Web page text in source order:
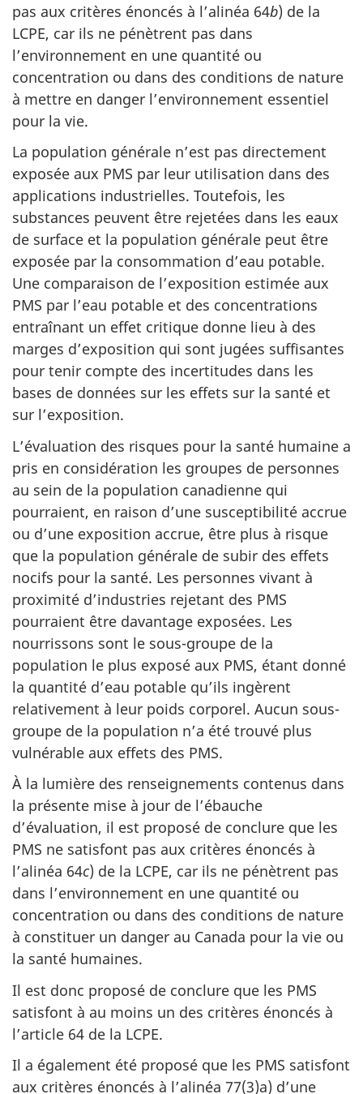
pas aux critères énoncés à l’alinéa 64b) de la
LCPE, car ils ne pénètrent pas dans
l’environnement en une quantité ou
concentration ou dans des conditions de nature
à mettre en danger l’environnement essentiel
pour la vie.
La population générale n’est pas directement
exposée aux PMS par leur utilisation dans des
applications industrielles. Toutefois, les
substances peuvent être rejetées dans les eaux
de surface et la population générale peut être
exposée par la consommation d’eau potable.
Une comparaison de l’exposition estimée aux
PMS par l’eau potable et des concentrations
entraînant un effet critique donne lieu à des
marges d’exposition qui sont jugées suffisantes
pour tenir compte des incertitudes dans les
bases de données sur les effets sur la santé et
sur l’exposition.
L’évaluation des risques pour la santé humaine a
pris en considération les groupes de personnes
au sein de la population canadienne qui
pourraient, en raison d’une susceptibilité accrue
ou d’une exposition accrue, être plus à risque
que la population générale de subir des effets
nocifs pour la santé. Les personnes vivant à
proximité d’industries rejetant des PMS
pourraient être davantage exposées. Les
nourrissons sont le sous-groupe de la
population le plus exposé aux PMS, étant donné
la quantité d’eau potable qu’ils ingèrent
relativement à leur poids corporel. Aucun sous-
groupe de la population n’a été trouvé plus
vulnérable aux effets des PMS.
À la lumière des renseignements contenus dans
la présente mise à jour de l’ébauche
d’évaluation, il est proposé de conclure que les
PMS ne satisfont pas aux critères énoncés à
l’alinéa 64c) de la LCPE, car ils ne pénètrent pas
dans l’environnement en une quantité ou
concentration ou dans des conditions de nature
à constituer un danger au Canada pour la vie ou
la santé humaines.
Il est donc proposé de conclure que les PMS
satisfont à au moins un des critères énoncés à
l’article 64 de la LCPE.
Il a également été proposé que les PMS satisfont
aux critères énoncés à l’alinéa 77(3)a) d’une